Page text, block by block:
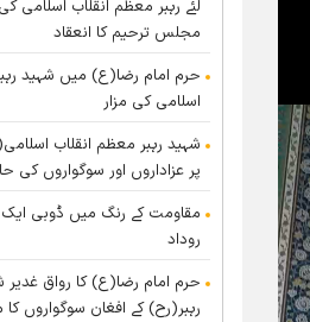
لئے رہبر معظم انقلاب اسلامی
مجلس ترحیم کا انعقاد
حرم امام رضا(ع) میں شہید
اسلامی کی مزار
شہید رہبر معظم انقلاب
پر عزاداروں اور سوگواروں کی
مقاومت کے رنگ میں ڈوبی
روداد
حرم امام رضا(ع) کا رواق غدیر
رہبر(رح) کے افغان سوگواروں کا